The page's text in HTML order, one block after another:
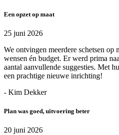
Een opzet op maat
25 juni 2026
We ontvingen meerdere schetsen op
wensen én budget. Er werd prima
aantal aanvullende suggesties. Met
een prachtige nieuwe inrichting!
- Kim Dekker
Plan was goed, uitvoering beter
20 juni 2026